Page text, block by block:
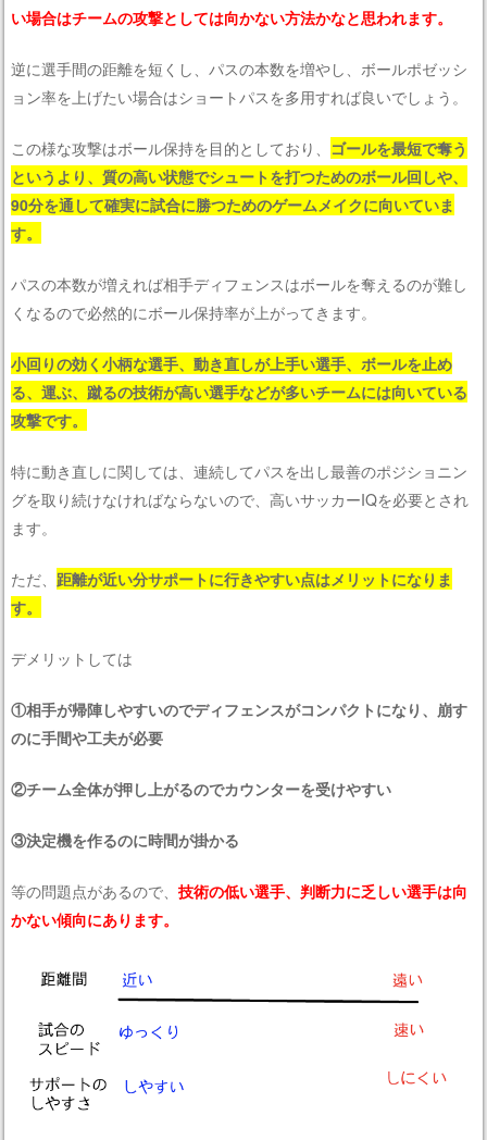
い場合はチームの攻撃としては向かない方法かなと思われます。
逆に選手間の距離を短くし、パスの本数を増やし、ボールポゼッシ
ョン率を上げたい場合はショートパスを多用すれば良いでしょう。
この様な攻撃はボール保持を目的としており、 ゴールを最短で奪う
というより、質の高い状態でシュートを打つためのボール回しや、
90分を通して確実に試合に勝つためのゲームメイクに向いていま
す。
パスの本数が増えれば相手ディフェンスはボールを奪えるのが難し
くなるので必然的にボール保持率が上がってきます。
小回りの効く小柄な選手、動き直しが上手い選手、ボールを止め
る、運ぶ、蹴るの技術が高い選手などが多いチームには向いている
攻撃です。
特に動き直しに関しては、連続してパスを出し最善のポジショニン
グを取り続けなければならないので、高いサッカーIQを必要とされ
ます。
ただ、 距離が近い分サポートに行きやすい点はメリットになりま
す。
デメリットしては
①相手が帰陣しやすいのでディフェンスがコンパクトになり、崩す
のに手間や工夫が必要
②チーム全体が押し上がるのでカウンターを受けやすい
③決定機を作るのに時間が掛かる
等の問題点があるので、技術の低い選手、判断力に乏しい選手は向
かない傾向にあります。